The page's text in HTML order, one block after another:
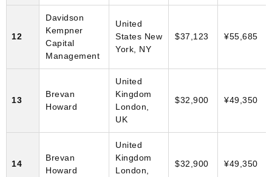
12
Davidson
Kempner
Capital
Management
United
States New
York, NY
$37,123 ¥55,685
13
Brevan
Howard
United
Kingdom
London,
UK
$32,900 ¥49,350
14
Brevan
Howard
United
Kingdom
London,
$32,900 ¥49,350